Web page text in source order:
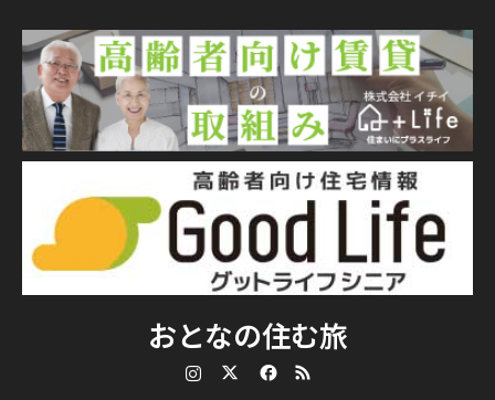
おとなの住む旅
RSS